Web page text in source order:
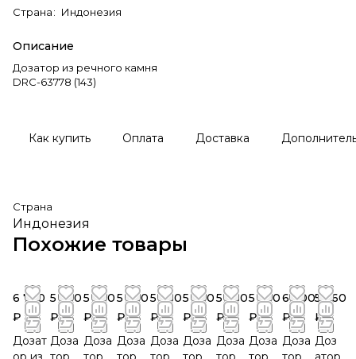
Страна: Индонезия
Описание
Дозатор из речного камня
DRC-63778 (143)
Как купить Оплата Доставка
Страна
Индонезия
Похожие товары
6 720
₽
Дозат
5 760
₽
Доза
5 760
₽
Доза
5 760
₽
Доза
5 760
₽
Доза
5 760
₽
Доза
5 760
₽
Доза
5 760
₽
Доза
6 600
₽
Доза
5 760
₽
Доз